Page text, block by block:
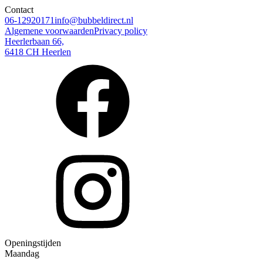
Contact
06-12920171info@bubbeldirect.nl
Algemene voorwaardenPrivacy policy
Heerlerbaan 66,
6418 CH Heerlen
Openingstijden
Maandag